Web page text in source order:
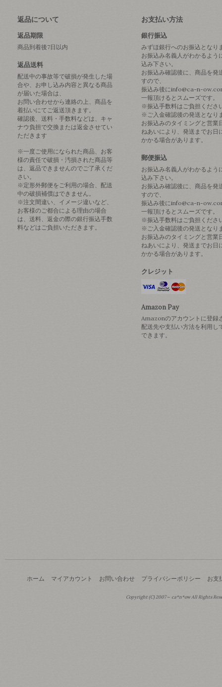
返品について
返品期限
商品到着後7日以内
返品送料
配送中の事故等で破損が発生した場
合や、お申し込み内容と異なる商品
が届いた場合は、
お問い合わせから連絡の上、商品を
着払いにてご返送頂きます。
確認後、送料・手数料などは、キャ
ナウ負担で交換または返金させてい
ただきます
※一度ご使用になられた商品、お客
様の責任で破損・汚損された商品等
は、返品できませんのでご了承くだ
さい。
※定形外郵便をご利用の場合、配送
中の破損補償はできません。
※注文間違い、イメージ違いなど、
お客様のご都合による理由の場合
は、送料、返金の際の銀行振込手数
料などはご負担いただきます。
お支払い方法
銀行振込
みずほ銀行へのお振込となり
お振込み名義人がわかるよう
込み下さい。
お振込み確認後に、商品を発
すので、
振込み後にinfo@ca-n-
一報頂けるとスムーズです。
※振込手数料はご負担くださ
※ご入金確認後の発送となり
お振込みのタイミングと営業
ねあいにより、発送までお日
かかる場合があります。
郵便振込
お振込み名義人がわかるよう
込み下さい。
お振込み確認後に、商品を発
すので、
振込み後にinfo@ca-n-
一報頂けるとスムーズです。
※振込手数料はご負担くださ
※ご入金確認後の発送となり
お振込みのタイミングと営業
ねあいにより、発送までお日
かかる場合があります。
クレジット
Amazon Pay
Amazonのアカウントに登録
配送先や支払い方法を利用し
できます。
ホーム マイアカウント お問い合わせ プライバシーポリシー お支
Copyright (C) 2007～ ca*n*ow All Rights